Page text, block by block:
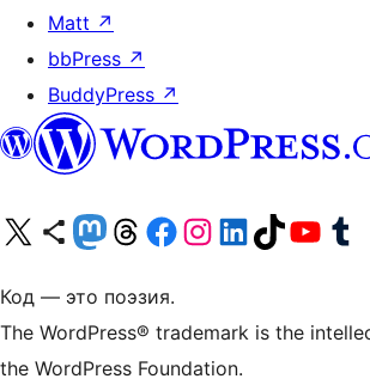
Matt ↗
bbPress ↗
BuddyPress ↗
Посетите нас в X (ранее Twitter)
Посетите нашу учётную запись в Bluesky
Посетите нашу ленту в Mastodon
Посетите нашу учётную запись в Threads
Посетите нашу страницу на Facebook
Посетите наш Instagram
Посетите нашу страницу в LinkedIn
Посетите нашу учётную запись в TikTok
Посетите наш канал
Посетите нашу
Код — это поэзия.
The WordPress® trademark is the
the WordPress Foundation.